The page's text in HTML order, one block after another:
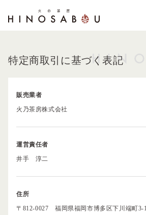
特定商取引に基づく表記
販売業者
火乃茶房株式会社
運営責任者
井手 淳二
住所
〒812-0027 福岡県福岡市博多区下川端町